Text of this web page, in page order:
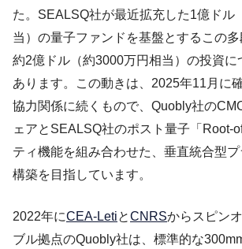
た。SEALSQ社が最近拡充した1億ドル
当）の量子ファンドを基盤とするこの
約2億ドル（約3000万円相当）の投資に
あります。この動きは、2025年11月に
協力関係に続くもので、Quobly社の
ェアとSEALSQ社のポスト量子「Root-
ティ機能を組み合わせた、垂直統合型
構築を目指しています。
2022年にCEA-LetiとCNRSからスピン
ブル拠点のQuobly社は、標準的な